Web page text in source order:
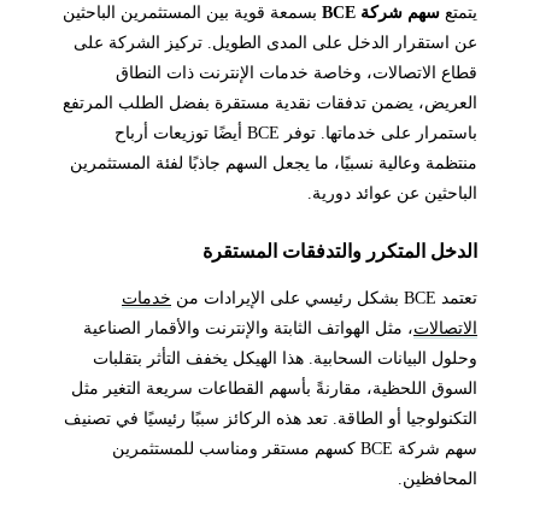
يتمتع سهم شركة BCE
بسمعة قوية بين المستثمرين الباحثين
عن استقرار الدخل على المدى الطويل. تركيز الشركة على
قطاع الاتصالات، وخاصة خدمات الإنترنت ذات النطاق
العريض، يضمن تدفقات نقدية مستقرة بفضل الطلب المرتفع
باستمرار على خدماتها. توفر BCE أيضًا توزيعات أرباح
منتظمة وعالية نسبيًا، ما يجعل السهم جاذبًا لفئة المستثمرين
الباحثين عن عوائد دورية.
الدخل المتكرر والتدفقات المستقرة
تعتمد BCE بشكل رئيسي على الإيرادات من
خدمات
الاتصالات، مثل الهواتف الثابتة والإنترنت والأقمار الصناعية
وحلول البيانات السحابية. هذا الهيكل يخفف التأثر بتقلبات
السوق اللحظية، مقارنةً بأسهم القطاعات سريعة التغير مثل
التكنولوجيا أو الطاقة. تعد هذه الركائز سببًا رئيسيًا في تصنيف
سهم شركة BCE كسهم مستقر ومناسب للمستثمرين
المحافظين.